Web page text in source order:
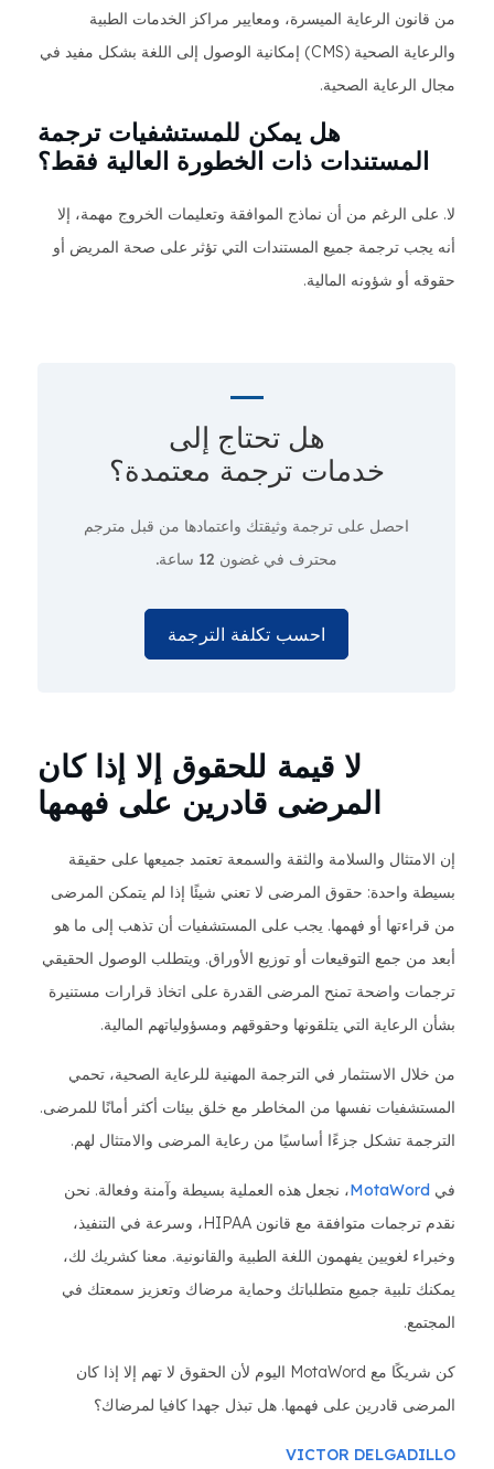
من قانون الرعاية الميسرة، ومعايير مراكز الخدمات الطبية
والرعاية الصحية (CMS) إمكانية الوصول إلى اللغة بشكل مفيد في
مجال الرعاية الصحية.
هل يمكن للمستشفيات ترجمة
المستندات ذات الخطورة العالية فقط؟
لا. على الرغم من أن نماذج الموافقة وتعليمات الخروج مهمة، إلا
أنه يجب ترجمة جميع المستندات التي تؤثر على صحة المريض أو
حقوقه أو شؤونه المالية.
هل تحتاج إلى
خدمات ترجمة معتمدة؟
احصل على ترجمة وثيقتك واعتمادها من قبل مترجم
محترف في غضون 12 ساعة.
احسب تكلفة الترجمة
لا قيمة للحقوق إلا إذا كان
المرضى قادرين على فهمها
إن الامتثال والسلامة والثقة والسمعة تعتمد جميعها على حقيقة
بسيطة واحدة: حقوق المرضى لا تعني شيئًا إذا لم يتمكن المرضى
من قراءتها أو فهمها. يجب على المستشفيات أن تذهب إلى ما هو
أبعد من جمع التوقيعات أو توزيع الأوراق. ويتطلب الوصول الحقيقي
ترجمات واضحة تمنح المرضى القدرة على اتخاذ قرارات مستنيرة
بشأن الرعاية التي يتلقونها وحقوقهم ومسؤولياتهم المالية.
من خلال الاستثمار في الترجمة المهنية للرعاية الصحية، تحمي
المستشفيات نفسها من المخاطر مع خلق بيئات أكثر أمانًا للمرضى.
الترجمة تشكل جزءًا أساسيًا من رعاية المرضى والامتثال لهم.
في MotaWord، نجعل هذه العملية بسيطة وآمنة وفعالة. نحن
نقدم ترجمات متوافقة مع قانون HIPAA، وسرعة في التنفيذ،
وخبراء لغويين يفهمون اللغة الطبية والقانونية. معنا كشريك لك،
يمكنك تلبية جميع متطلباتك وحماية مرضاك وتعزيز سمعتك في
المجتمع.
كن شريكًا مع MotaWord اليوم لأن الحقوق لا تهم إلا إذا كان
المرضى قادرين على فهمها. هل تبذل جهدا كافيا لمرضاك؟
VICTOR DELGADILLO